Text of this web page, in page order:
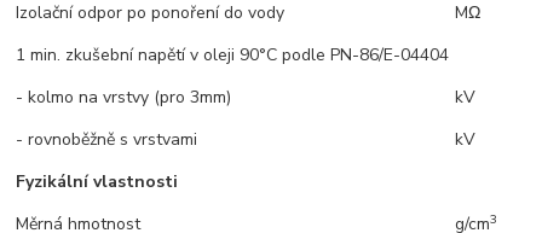
Izolační odpor po ponoření do vody
MΩ
1 min. zkušební napětí v oleji 90°C podle PN-86/E-04404
- kolmo na vrstvy (pro 3mm)
- rovnoběžně s vrstvami
kV
kV
Fyzikální vlastnosti
Měrná hmotnost
g/cm3